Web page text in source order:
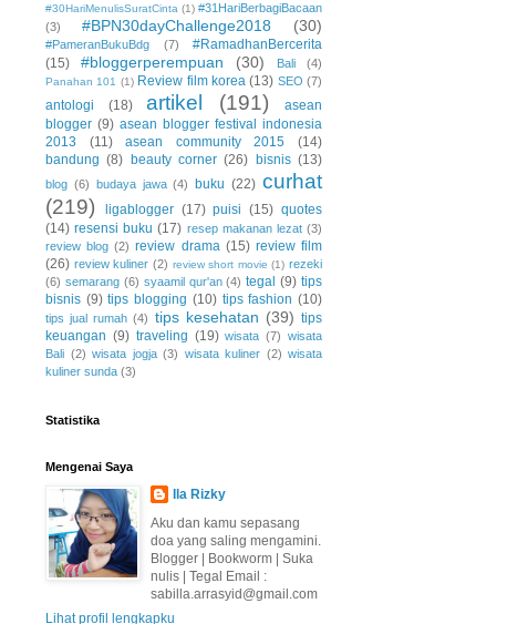
#30HariMenulisSuratCinta (1) #31HariBerbagiBacaan
(3)
#BPN30dayChallenge2018 (30)
#PameranBukuBdg (7)
#RamadhanBercerita
(15)
#bloggerperempuan (30) Bali (4)
Panahan 101 (1) Review film korea (13) SEO (7)
antologi (18) artikel (191)
asean
blogger (9) asean blogger festival indonesia
2013
(11) asean community 2015
(14)
bandung (8) beauty corner (26) bisnis (13)
blog (6) budaya jawa (4) buku (22) curhat
(219)
ligablogger (17) puisi (15) quotes
(14) resensi buku (17) resep makanan lezat (3)
review blog (2) review drama (15) review film
(26) review kuliner (2) review short movie (1) rezeki
(6) semarang (6) syaamil qur'an (4) tegal (9) tips
bisnis (9) tips blogging (10) tips fashion (10)
tips jual rumah (4) tips kesehatan (39) tips
keuangan (9) traveling (19) wisata (7) wisata
Bali (2) wisata jogja (3) wisata kuliner (2) wisata
kuliner sunda (3)
Statistika
Mengenai Saya
Ila Rizky
Aku dan kamu sepasang
doa yang saling mengamini.
Blogger | Bookworm | Suka
nulis | Tegal Email :
sabilla.arrasyid@gmail.com
Lihat profil lengkapku